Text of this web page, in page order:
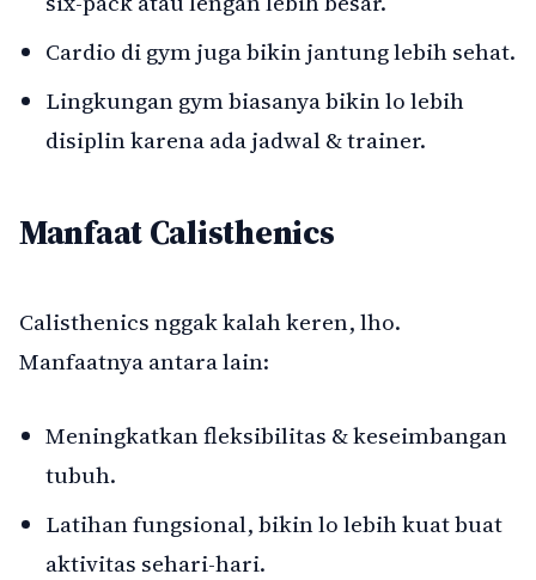
Cardio di gym juga bikin jantung lebih sehat.
Lingkungan gym biasanya bikin lo lebih
disiplin karena ada jadwal & trainer.
Manfaat Calisthenics
Calisthenics nggak kalah keren, lho.
Manfaatnya antara lain:
Meningkatkan fleksibilitas & keseimbangan
tubuh.
Latihan fungsional, bikin lo lebih kuat buat
aktivitas sehari-hari.